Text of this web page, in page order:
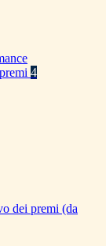
4
dei premi (da